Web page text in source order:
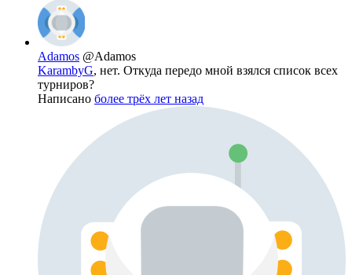
Adamos @Adamos
KarambyG, нет. Откуда передо мной взялся список всех
турниров?
Написано более трёх лет назад